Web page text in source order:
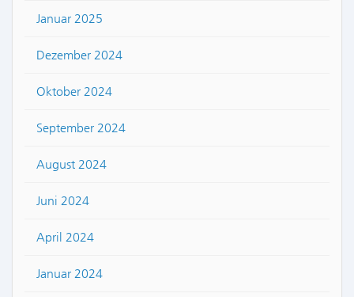
Januar 2025
Dezember 2024
Oktober 2024
September 2024
August 2024
Juni 2024
April 2024
Januar 2024